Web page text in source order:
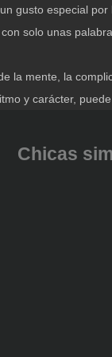
gusto especial
solo unas
la mente, la
y carácter,
Chicas